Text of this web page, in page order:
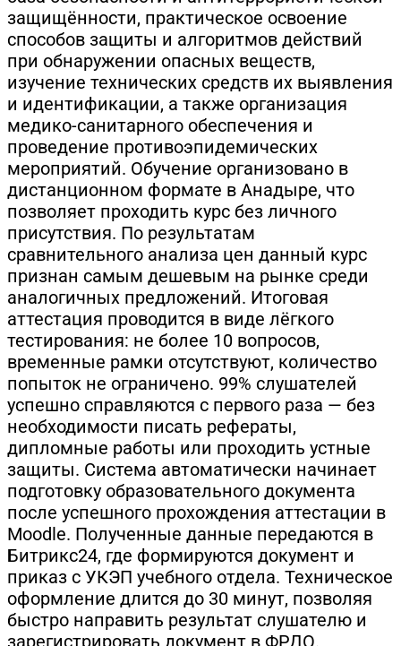
защищённости, практическое освоение
способов защиты и алгоритмов действий
при обнаружении опасных веществ,
изучение технических средств их выявления
и идентификации, а также организация
медико-санитарного обеспечения и
проведение противоэпидемических
мероприятий. Обучение организовано в
дистанционном формате в Анадыре, что
позволяет проходить курс без личного
присутствия. По результатам
сравнительного анализа цен данный курс
признан самым дешевым на рынке среди
аналогичных предложений. Итоговая
аттестация проводится в виде лёгкого
тестирования: не более 10 вопросов,
временные рамки отсутствуют, количество
попыток не ограничено. 99% слушателей
успешно справляются с первого раза — без
необходимости писать рефераты,
дипломные работы или проходить устные
защиты. Система автоматически начинает
подготовку образовательного документа
после успешного прохождения аттестации в
Moodle. Полученные данные передаются в
Битрикс24, где формируются документ и
приказ с УКЭП учебного отдела. Техническое
оформление длится до 30 минут, позволяя
быстро направить результат слушателю и
зарегистрировать документ в ФРДО.